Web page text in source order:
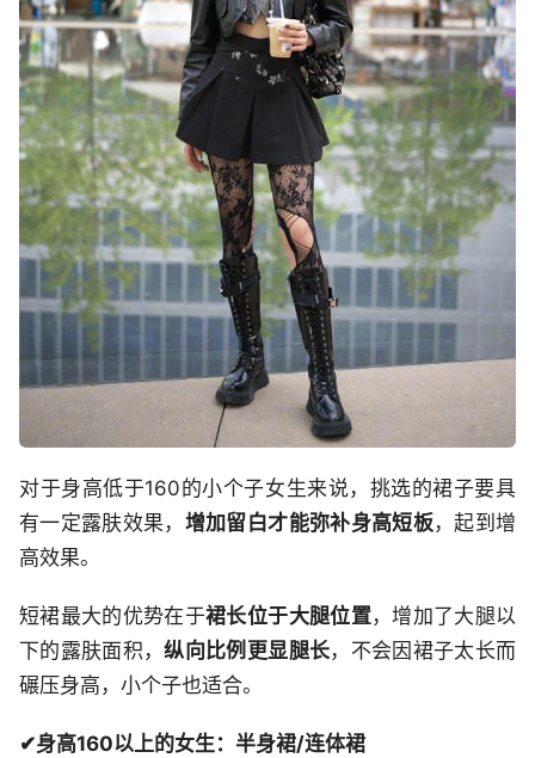
对于身高低于160的小个子女生来说，挑选的裙子要具
有一定露肤效果， 增加留白才能弥补身高短板，起到增
高效果。
短裙最大的优势在于裙长位于大腿位置，增加了大腿以
下的露肤面积，纵向比例更显腿长，不会因裙子太长而
碾压身高，小个子也适合。
✔身高160以上的女生：半身裙/连体裙